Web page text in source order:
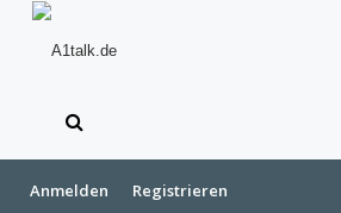
Anmelden Registrieren